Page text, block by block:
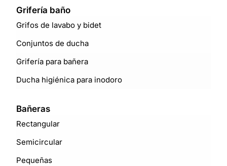
Grifería baño
Grifos de lavabo y bidet
Conjuntos de ducha
Grifería para bañera
Ducha higiénica para inodoro
Bañeras
Rectangular
Semicircular
Pequeñas